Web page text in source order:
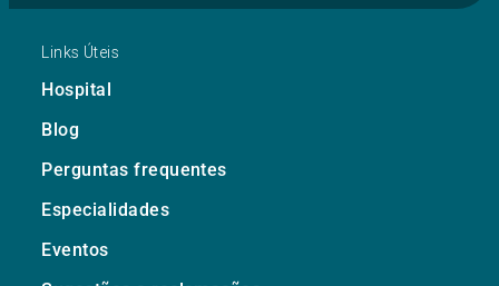
Links Úteis
Hospital
Blog
Perguntas frequentes
Especialidades
Eventos